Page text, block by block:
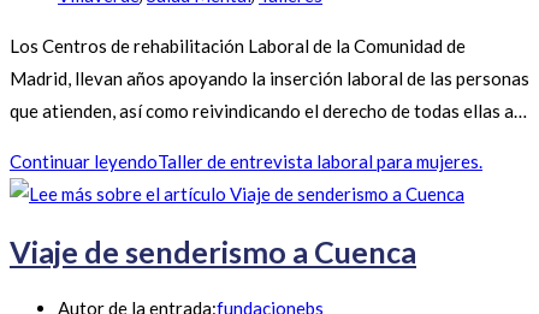
Los Centros de rehabilitación Laboral de la Comunidad de
Madrid, llevan años apoyando la inserción laboral de las personas
que atienden, así como reivindicando el derecho de todas ellas a…
Continuar leyendoTaller de entrevista laboral para mujeres.
Viaje de senderismo a Cuenca
Autor de la entrada:fundacionebs